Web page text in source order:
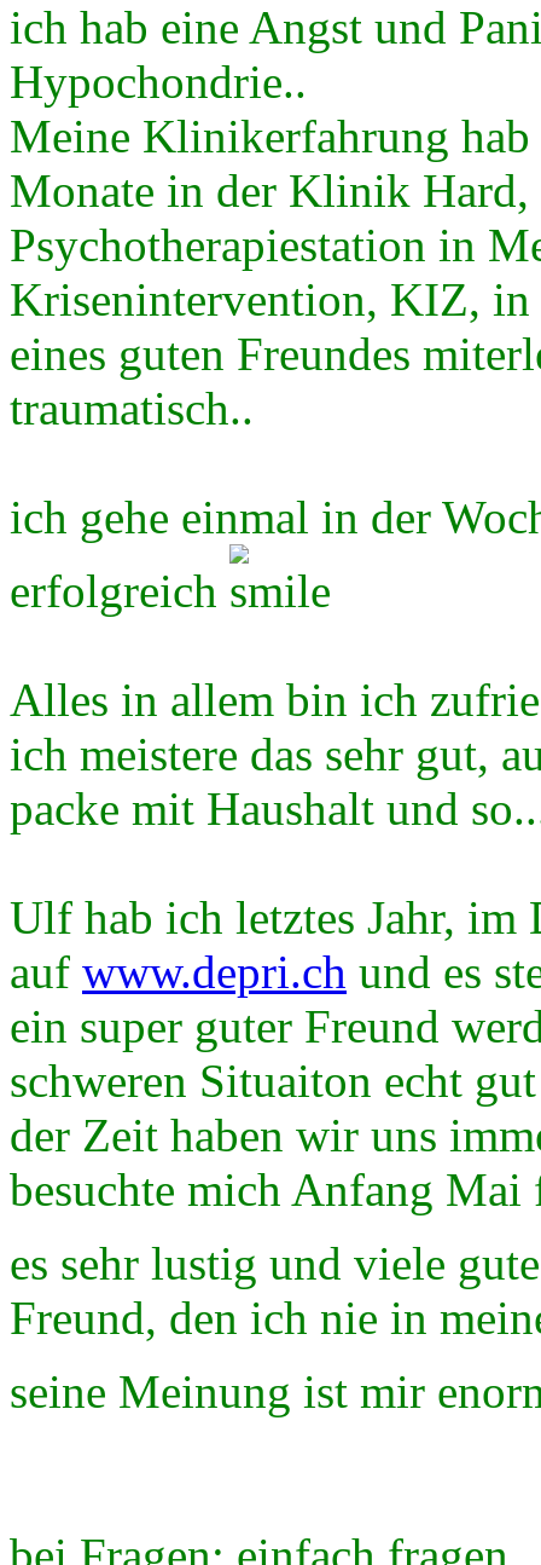
ich hab eine Angst und
Hypochondrie..
Meine Klinikerfahrung hab
Monate in der Klinik Hard,
Psychotherapiestation in
Krisenintervention, KIZ,
eines guten Freundes
traumatisch..
ich gehe einmal in der
erfolgreich
Alles in allem bin ich
ich meistere das sehr gut,
packe mit Haushalt und
Ulf hab ich letztes Jahr, im
auf www.depri.ch und es
ein super guter Freund
schweren Situaiton echt
der Zeit haben wir uns
besuchte mich Anfang
es sehr lustig und viele
Freund, den ich nie in
seine Meinung ist mir